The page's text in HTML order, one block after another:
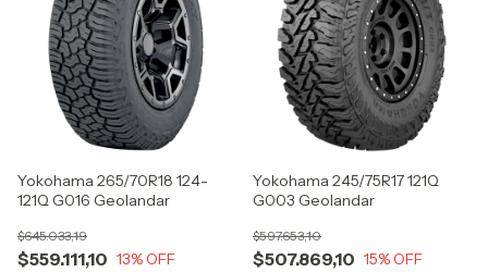
Yokohama 265/70R18 124-
121Q G016 Geolandar
$559.111,10
$645.033,19
13% OFF
Yokohama 245/75R17 121Q
G003 Geolandar
$507.869,10
$597.653,10
15% OFF